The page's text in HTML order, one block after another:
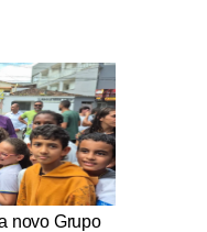
novo Grupo